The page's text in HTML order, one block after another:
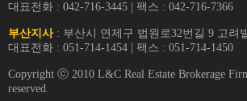
대표전화 : 042-716-3445 | 팩스 : 042-716-7366
부산지사: 부산시 연제구 법원로32번길 9 고려
대표전화 : 051-714-1454 | 팩스 : 051-714-1450
Copyright ⓒ 2010 L&C Real Estate Brokerage
reserved.